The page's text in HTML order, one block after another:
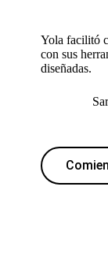
Yola facilitó
con sus
diseñadas.